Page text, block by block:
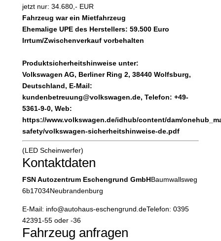
jetzt nur: 34.680,- EUR
Fahrzeug war ein Mietfahrzeug
Ehemalige UPE des Herstellers: 59.500 Euro
Irrtum/Zwischenverkauf vorbehalten
Produktsicherheitshinweise unter:
Volkswagen AG, Berliner Ring 2, 38440 Wolfsburg,
Deutschland, E-Mail:
kundenbetreuung@volkswagen.de, Telefon: +49-
5361-9-0, Web:
https://www.volkswagen.de/idhub/content/dam/
safety/volkswagen-sicherheitshinweise-de.pdf
(LED Scheinwerfer)
Kontaktdaten
FSN Autozentrum Eschengrund GmbHBaumwallsweg
6b17034Neubrandenburg
E-Mail: info@autohaus-eschengrund.deTelefon: 0395
42391-55 oder -36
Fahrzeug anfragen